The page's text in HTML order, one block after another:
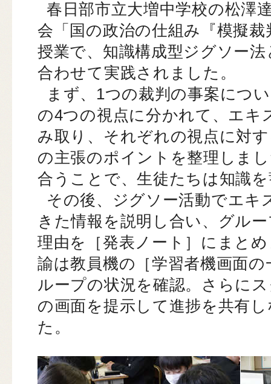
春日部市立大増中学校の松澤
会「国の政治の仕組み『模擬
授業で、知識構成型ジグソー
合わせて実践されました。
まず、1つの裁判の事案につ
の4つの視点に分かれて、エキ
み取り、それぞれの視点に対
の主張のポイントを整理しま
合うことで、生徒たちは知識
その後、ジグソー活動でエキ
きた情報を説明し合い、グル
理由を［発表ノート］にまと
諭は教員機の［学習者機画面
ループの状況を確認。さらに
の画面を提示して進捗を共有
た。